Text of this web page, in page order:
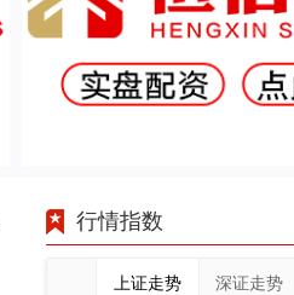
行情指数
上证走势 深证走势